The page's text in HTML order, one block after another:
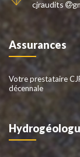
cjraudits
Assurances
Votre prestataire
décennale